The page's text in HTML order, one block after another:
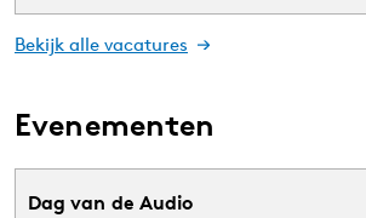
Bekijk alle vacatures
Evenementen
Dag van de Audio